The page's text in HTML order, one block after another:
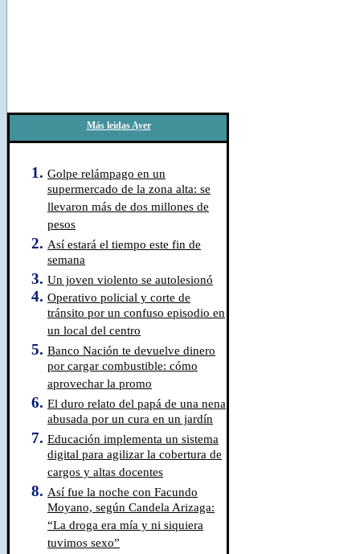
Más leidas Ayer
Golpe relámpago en un
supermercado de la zona alta: se
llevaron más de dos millones de
pesos
Así estará el tiempo este fin de
semana
Un joven violento se autolesionó
Operativo policial y corte de
tránsito por un confuso episodio en
un local del centro
Banco Nación te devuelve dinero
por cargar combustible: cómo
aprovechar la promo
El duro relato del papá de una nena
abusada por un cura en un jardín
Educación implementa un sistema
digital para agilizar la cobertura de
cargos y altas docentes
Así fue la noche con Facundo
Moyano, según Candela Arizaga:
“La droga era mía y ni siquiera
tuvimos sexo”